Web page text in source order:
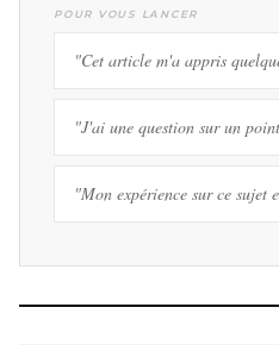
POUR VOUS LANCER
"Cet article m'a appris
"J'ai une question sur un
"Mon expérience sur ce sujet